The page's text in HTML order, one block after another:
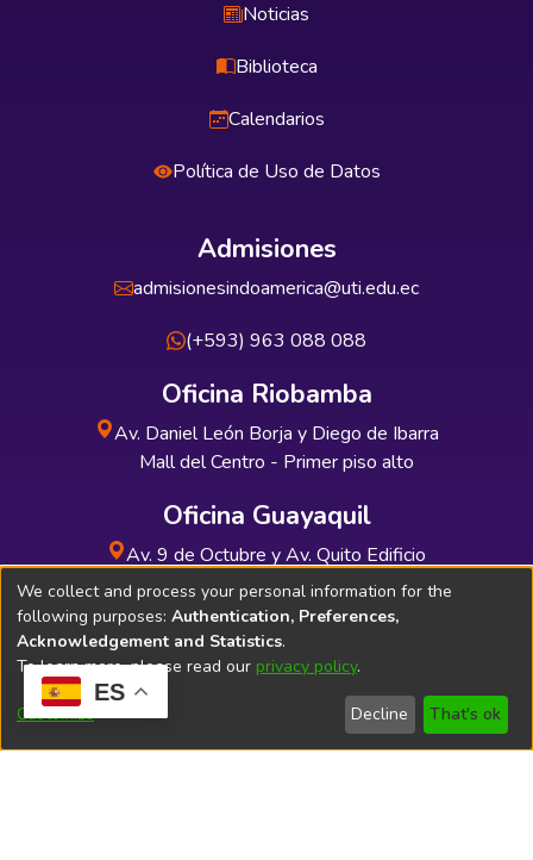
ES
Noticias
Biblioteca
Calendarios
Política de Uso de Datos
Admisiones
admisionesindoamerica@uti.edu.ec
(+593) 963 088 088
Oficina Riobamba
Av. Daniel León Borja y Diego de Ibarra
Mall del Centro - Primer piso alto
Oficina Guayaquil
Av. 9 de Octubre y Av. Quito Edificio
INDUAUTO - Planta baja
Soporte Técnico Bibliolatino.com
We collect and process your personal information for the
following purposes: Authentication, Preferences,
Acknowledgement and Statistics.
To learn more, please read our privacy policy.
Customize Decline That's ok